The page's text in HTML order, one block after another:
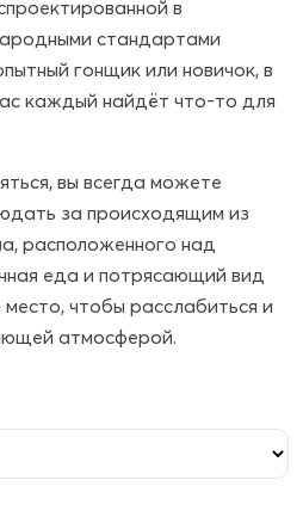
в
стандартами
гонщик или новичок, в
каждый найдёт что-то для
вы всегда можете
за происходящим из
расположенного над
еда и потрясающий вид
чтобы расслабиться и
атмосферой.